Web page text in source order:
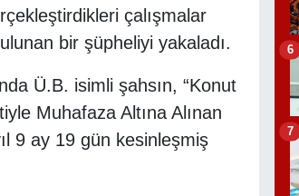
çalışmalar
bir şüpheliyi yakaladı.
Ü.B. isimli şahsın, “Konut
Muhafaza Altına Alınan
9 ay 19 gün kesinleşmiş
6
7